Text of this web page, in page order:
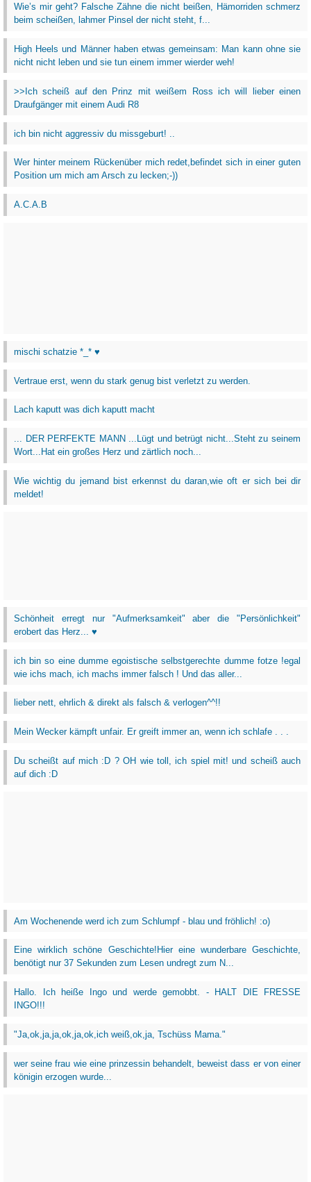
Wie’s mir geht? Falsche Zähne die nicht beißen, Hämorriden schmerz
beim scheißen, lahmer Pinsel der nicht steht, f...
High Heels und Männer haben etwas gemeinsam: Man kann ohne sie
nicht nicht leben und sie tun einem immer wierder weh!
>>Ich scheiß auf den Prinz mit weißem Ross ich will lieber einen
Draufgänger mit einem Audi R8
ich bin nicht aggressiv du missgeburt! ..
Wer hinter meinem Rückenüber mich redet,befindet sich in einer guten
Position um mich am Arsch zu lecken;-))
A.C.A.B
mischi schatzie *_* ♥
Vertraue erst, wenn du stark genug bist verletzt zu werden.
Lach kaputt was dich kaputt macht
... DER PERFEKTE MANN ...Lügt und betrügt nicht...Steht zu seinem
Wort...Hat ein großes Herz und zärtlich noch...
Wie wichtig du jemand bist erkennst du daran,wie oft er sich bei dir
meldet!
Schönheit erregt nur "Aufmerksamkeit" aber die "Persönlichkeit"
erobert das Herz... ♥
ich bin so eine dumme egoistische selbstgerechte dumme fotze !egal
wie ichs mach, ich machs immer falsch ! Und das aller...
lieber nett, ehrlich & direkt als falsch & verlogen^^!!
Mein Wecker kämpft unfair. Er greift immer an, wenn ich schlafe . . .
Du scheißt auf mich :D ? OH wie toll, ich spiel mit! und scheiß auch
auf dich :D
Am Wochenende werd ich zum Schlumpf - blau und fröhlich! :o)
Eine wirklich schöne Geschichte!Hier eine wunderbare Geschichte,
benötigt nur 37 Sekunden zum Lesen undregt zum N...
Hallo. Ich heiße Ingo und werde gemobbt. - HALT DIE FRESSE
INGO!!!
"Ja,ok,ja,ja,ok,ja,ok,ich weiß,ok,ja, Tschüss Mama."
wer seine frau wie eine prinzessin behandelt, beweist dass er von einer
königin erzogen wurde...